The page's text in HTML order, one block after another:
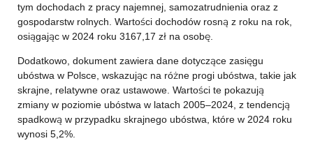
tym dochodach z pracy najemnej, samozatrudnienia oraz z
gospodarstw rolnych. Wartości dochodów rosną z roku na rok,
osiągając w 2024 roku 3167,17 zł na osobę.
Dodatkowo, dokument zawiera dane dotyczące zasięgu
ubóstwa w Polsce, wskazując na różne progi ubóstwa, takie jak
skrajne, relatywne oraz ustawowe. Wartości te pokazują
zmiany w poziomie ubóstwa w latach 2005–2024, z tendencją
spadkową w przypadku skrajnego ubóstwa, które w 2024 roku
wynosi 5,2%.